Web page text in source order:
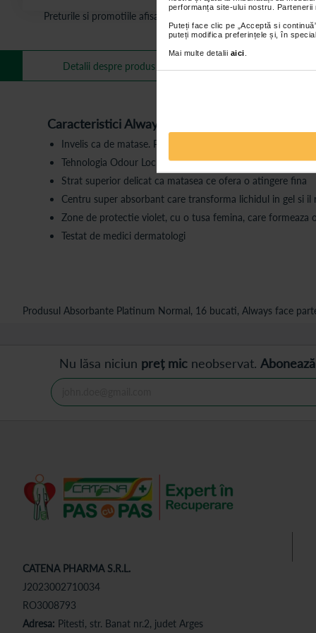
performanța site-ului nostru.
Puteți face clic pe „Acceptă si
puteți modifica preferințele și, în
Mai multe detalii aici
Preturile si promotiile afisate pe site in dreptul fiecarui produs
Detalii despre produs
Caracteristici Always Platinum:
Invelis ca de matase. Pana la 100% protectie impotriva
Tehnologia Odour Lock neutralizeaza mirosul neplacut in
Strat superior delicat ca matasea ce ofera o atingere fina
Centru super absorbant care transforma lichidul in gel si
Zone de protectie violet, cu o tusa femina, care formeaza
Testat de medici dermatologi
Produsul Absorbante Platinum Normal, 16 bucati, Always face
Nu lăsa niciun preț mic neobservat.
CATENA PHARMA S.R.L.
J2023002710034
RO3008793
Adresa: Pitesti, str. Banat nr.2, judet Arges